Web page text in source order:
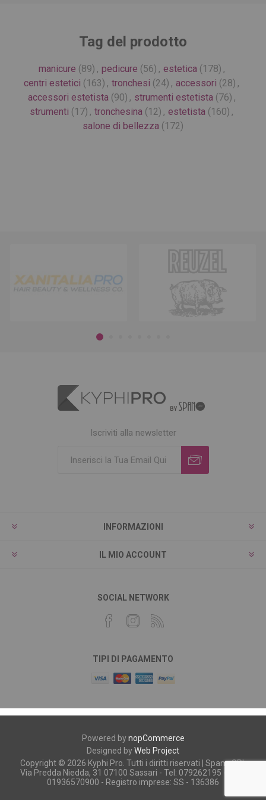
Tag del prodotto
manicure (89) , pedicure (56) , estetica (178) ,
centri estetici (163) , tronchesi (24) , accessori (28) ,
accessori estetista (90) , strumenti estetista (76) ,
strumenti (17) , tronchesina (12) , estetista (160) ,
salone di bellezza (172)
Iscriviti alla newsletter
INFORMAZIONI
IL MIO ACCOUNT
SOCIAL NETWORK
TIPI DI PAGAMENTO
Powered bynopCommerce
Designed byWeb Project
Copyright © 2026 Kyphi Pro. Tutti i diritti riservati | Spano SRL
Via Predda Niedda, 31 07100 Sassari - Tel: 079262195 - P.iva:
01936570900 - Registro imprese: SS - 136386